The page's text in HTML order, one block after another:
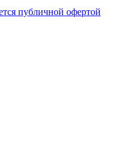
публичной офертой